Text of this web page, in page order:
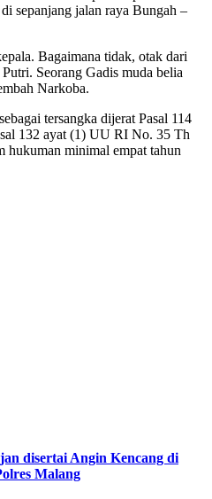
sepanjang jalan raya Bungah –
Bagaimana tidak, otak dari
Seorang Gadis muda belia
Narkoba.
tersangka dijerat Pasal 114
132 ayat (1) UU RI No. 35 Th
hukuman minimal empat tahun
disertai Angin Kencang di
Malang